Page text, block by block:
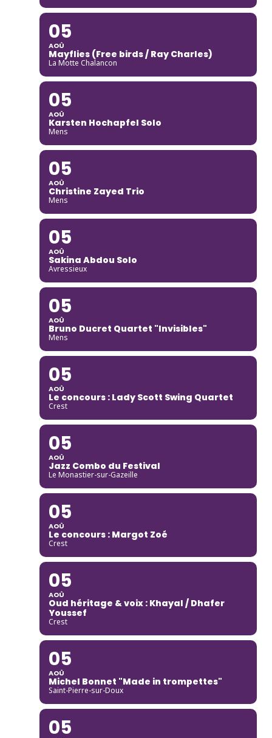
05
AOÛ
Mayflies (Free birds / Ray Charles)
La Motte Chalancon
05
AOÛ
Karsten Hochapfel Solo
Mens
05
AOÛ
Christine Zayed Trio
Mens
05
AOÛ
Sakina Abdou Solo
Avressieux
05
AOÛ
Bruno Ducret Quartet "Invisibles"
Mens
05
AOÛ
Le concours : Lady Scott Swing Quartet
Crest
05
AOÛ
Jazz Combo du Festival
Le Monastier-sur-Gazeille
05
AOÛ
Le concours : Margot Zoé
Crest
05
AOÛ
Oud héritage & voix : Khayal / Dhafer
Youssef
Crest
05
AOÛ
Michel Bonnet "Made in trompettes"
Saint-Pierre-sur-Doux
05